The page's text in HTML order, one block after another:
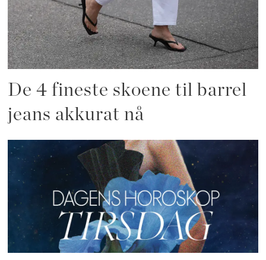
De 4 fineste skoene til barrel
jeans akkurat nå